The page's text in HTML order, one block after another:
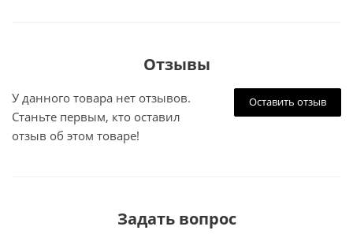
Отзывы
Оставить отзыв
У данного товара нет отзывов.
Станьте первым, кто оставил
отзыв об этом товаре!
Задать вопрос